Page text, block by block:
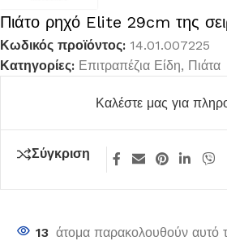
Πιάτο ρηχό Elite 29cm της
Κωδικός προϊόντος: 14.01.007225
Κατηγορίες: Επιτραπέζια Είδη, Πιάτα
Καλέστε μας για
Σύγκριση
13 άτομα παρακολουθούν αυτό